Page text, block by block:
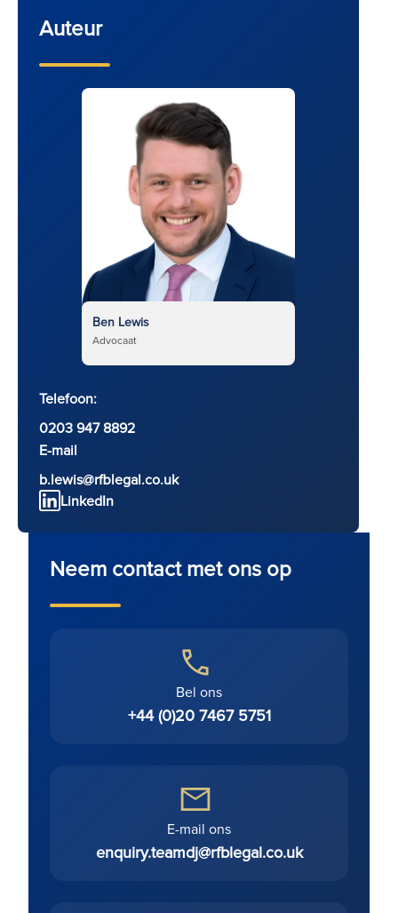
Auteur
Ben Lewis
Advocaat
Telefoon:
0203 947 8892
E-mail
b.lewis@rfblegal.co.uk
LinkedIn
Neem contact met ons op
Bel ons
+44 (0)20 7467 5751
E-mail ons
enquiry.teamdj@rfblegal.co.uk